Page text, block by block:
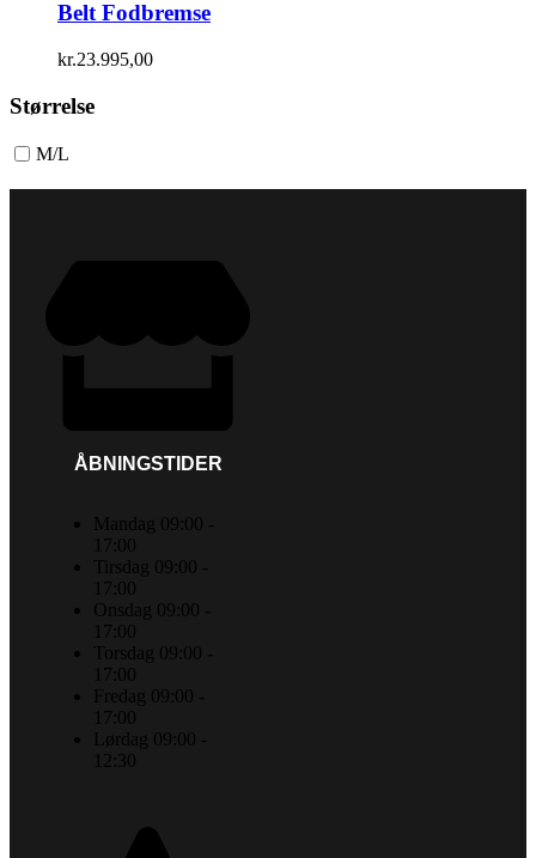
Belt Fodbremse
kr.23.995,00
Størrelse
M/L
ÅBNINGSTIDER
Mandag 09:00 -
17:00
Tirsdag 09:00 -
17:00
Onsdag 09:00 -
17:00
Torsdag 09:00 -
17:00
Fredag 09:00 -
17:00
Lørdag 09:00 -
12:30